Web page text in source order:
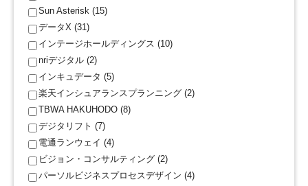
Sun Asterisk (15)
データX (31)
インテージホールディングス (10)
nriデジタル (2)
インキュデータ (5)
楽天インシュアランスプランニング (2)
TBWA HAKUHODO (8)
デジタリフト (7)
電通ランウェイ (4)
ビジョン・コンサルティング (2)
パーソルビジネスプロセスデザイン (4)